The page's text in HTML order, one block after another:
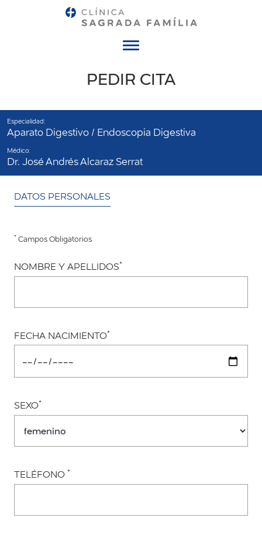
PEDIR CITA
Especialidad:
Aparato Digestivo / Endoscopia Digestiva
Médico:
Dr. José Andrés Alcaraz Serrat
DATOS PERSONALES
* Campos Obligatorios
NOMBRE Y APELLIDOS*
FECHA NACIMIENTO*
SEXO*
TELÉFONO *